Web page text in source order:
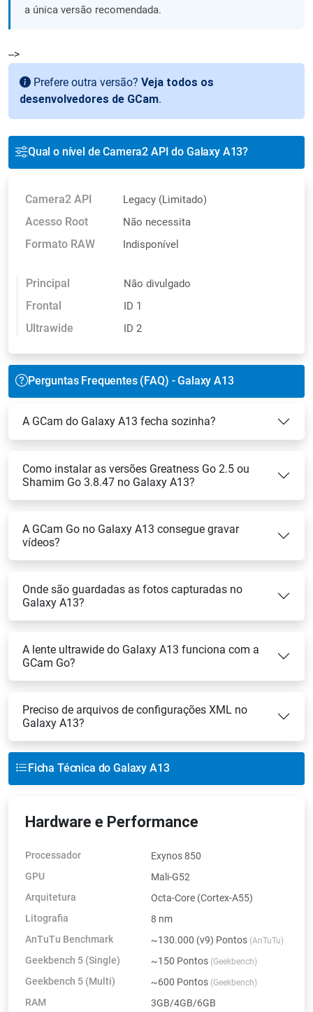
a única versão recomendada.
-->
Prefere outra versão? Veja todos os
desenvolvedores de GCam.
Qual o nível de Camera2 API do Galaxy A13?
Camera2 API Legacy (Limitado)
Acesso Root Não necessita
Formato RAW Indisponível
Principal Não divulgado
Frontal ID 1
Ultrawide ID 2
Perguntas Frequentes (FAQ) - Galaxy A13
A GCam do Galaxy A13 fecha sozinha?
Como instalar as versões Greatness Go 2.5 ou
Shamim Go 3.8.47 no Galaxy A13?
A GCam Go no Galaxy A13 consegue gravar
vídeos?
Onde são guardadas as fotos capturadas no
Galaxy A13?
A lente ultrawide do Galaxy A13 funciona com a
GCam Go?
Preciso de arquivos de configurações XML no
Galaxy A13?
Ficha Técnica do Galaxy A13
Hardware e Performance
Processador
Exynos 850
GPU
Mali-G52
Arquitetura
Octa-Core (Cortex-A55)
Litografia
8 nm
AnTuTu Benchmark
~130.000 (v9) Pontos (AnTuTu)
Geekbench 5 (Single) ~150 Pontos (Geekbench)
Geekbench 5 (Multi) ~600 Pontos (Geekbench)
RAM 3GB/4GB/6GB